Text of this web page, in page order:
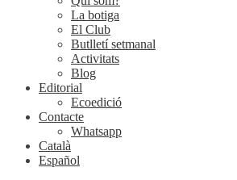
La botiga
El Club
Butlletí setmanal
Activitats
Blog
Editorial
Ecoedició
Contacte
Whatsapp
Català
Español